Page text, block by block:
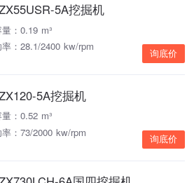
5A挖掘机
：0.19 m³
：28.1/2400 kw/rpm
询底价
5A挖掘机
：0.52 m³
：73/2000 kw/rpm
询底价